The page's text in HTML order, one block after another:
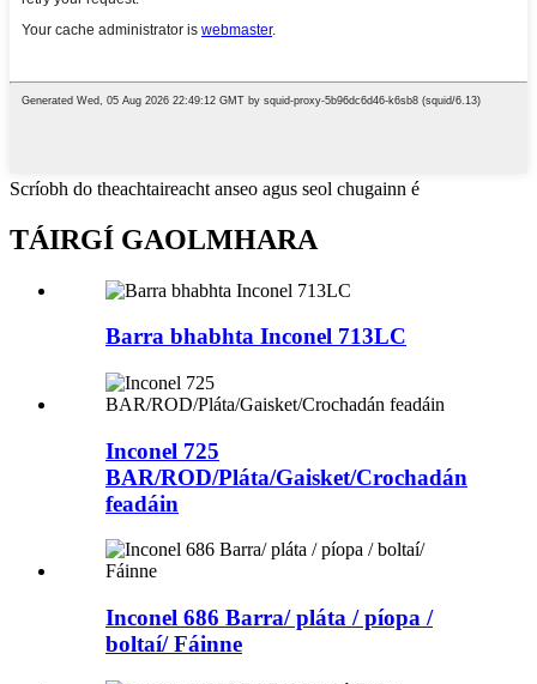
Scríobh do theachtaireacht anseo agus seol chugainn é
TÁIRGÍ GAOLMHARA
Barra bhabhta Inconel 713LC
Inconel 725
BAR/ROD/Pláta/Gaisket/Crochadán
feadáin
Inconel 686 Barra/ pláta / píopa /
boltaí/ Fáinne